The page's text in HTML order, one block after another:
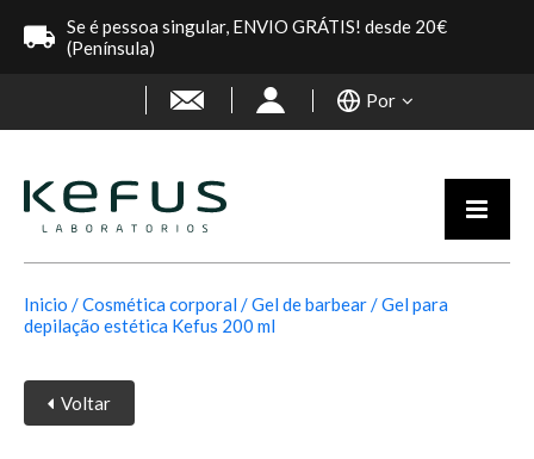
Se é pessoa singular, ENVIO GRÁTIS! desde 20€
(Península)
Por
Inicio Cosmética corporal Gel de barbear
Gel para
depilação estética Kefus 200 ml
Voltar